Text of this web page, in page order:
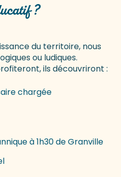
?
du territoire, nous
ou ludiques.
ils découvriront :
chargée
à 1h30 de Granville